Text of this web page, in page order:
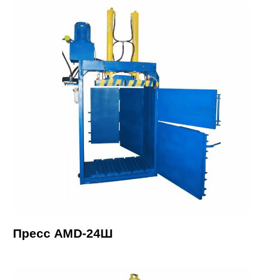
Пресс AMD-24Ш